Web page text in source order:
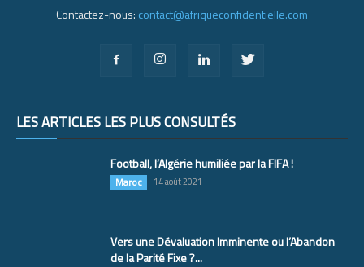
Contactez-nous: contact@afriqueconfidentielle.com
LES ARTICLES LES PLUS CONSULTÉS
Football, l’Algérie humiliée par la FIFA !
Maroc 14 août 2021
Vers une Dévaluation Imminente ou l’Abandon
de la Parité Fixe ?...